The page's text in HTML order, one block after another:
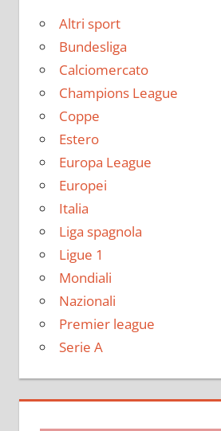
Altri sport
Bundesliga
Calciomercato
Champions League
Coppe
Estero
Europa League
Europei
Italia
Liga spagnola
Ligue 1
Mondiali
Nazionali
Premier league
Serie A